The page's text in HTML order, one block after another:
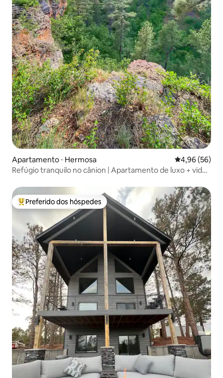
Apartamento ⋅ Hermosa 4,96 de uma
4,96 (56)
Refúgio tranquilo no cânion | Apartamento de luxo + vida
Entre os melhores preferidos dos hóspedes
Preferido dos hóspedes